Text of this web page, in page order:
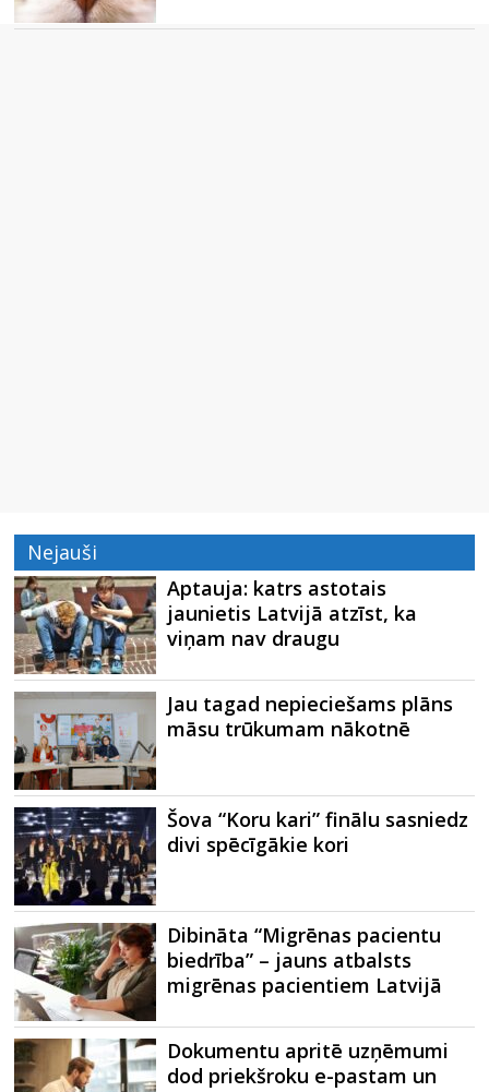
Nejauši
Aptauja: katrs astotais
jaunietis Latvijā atzīst, ka
viņam nav draugu
Jau tagad nepieciešams plāns
māsu trūkumam nākotnē
Šova “Koru kari” finālu sasniedz
divi spēcīgākie kori
Dibināta “Migrēnas pacientu
biedrība” – jauns atbalsts
migrēnas pacientiem Latvijā
Dokumentu apritē uzņēmumi
dod priekšroku e-pastam un